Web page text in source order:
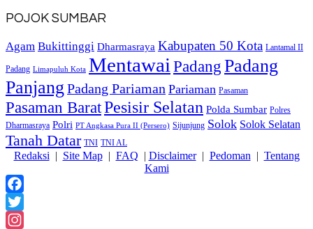
POJOK SUMBAR
Agam Bukittinggi Dharmasraya Kabupaten 50 Kota Lantamal II
Padang Limapuluh Kota Mentawai PadangPadang
Panjang Padang Pariaman Pariaman Pasaman
Pasaman BaratPesisir Selatan Polda Sumbar Polres
Dharmasraya Polri PT Angkasa Pura II (Persero) Sijunjung Solok Solok Selatan
Tanah Datar TNI TNI AL
Redaksi | Site Map| FAQ | Disclaimer| Pedoman | Tentang
Kami
Facebook
Twitter